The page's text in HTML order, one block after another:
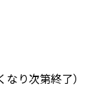
り次第終了）